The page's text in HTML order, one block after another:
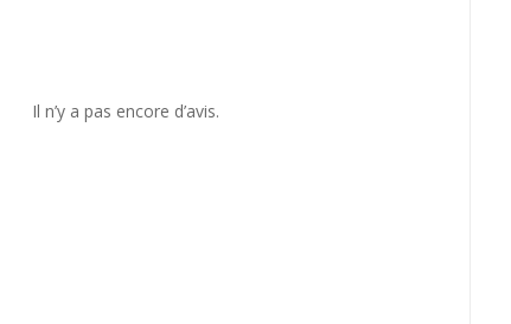
Il n’y a pas encore d’avis.